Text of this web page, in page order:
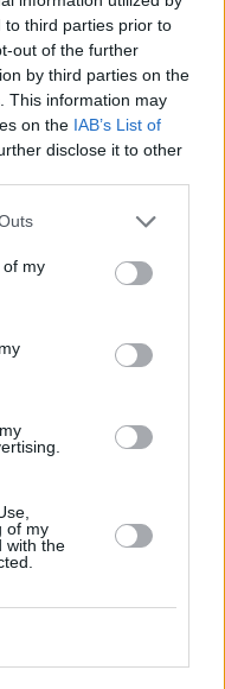
to third parties prior to
out of the further
by third parties on the
This information may
on the IAB’s List of
disclose it to other
of my
of my
with the